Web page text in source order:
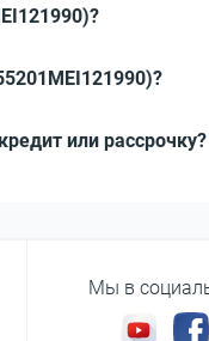
или рассрочку?
Мы в